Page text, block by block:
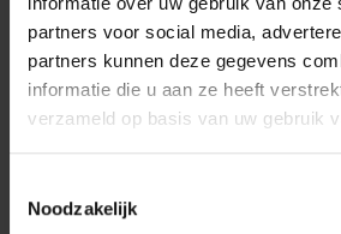
partners voor social media,
partners kunnen deze gegevens
informatie die u aan ze heeft
verzameld op basis van uw gebruik
Noodzakelijk
Toelatingsvoorwaarden